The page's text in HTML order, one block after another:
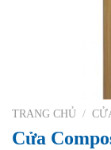
TRANG CHỦ /
Cửa